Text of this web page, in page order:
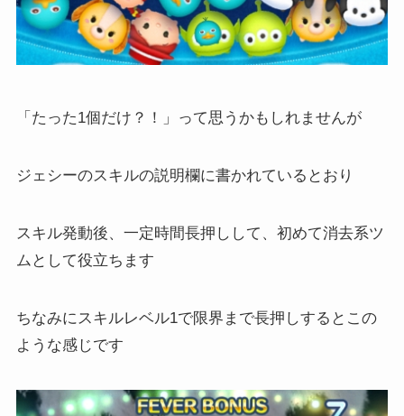
「たった1個だけ？！」って思うかもしれませんが
ジェシーのスキルの説明欄に書かれているとおり
スキル発動後、一定時間長押しして、初めて消去系ツ
ムとして役立ちます
ちなみにスキルレベル1で限界まで長押しするとこの
ような感じです